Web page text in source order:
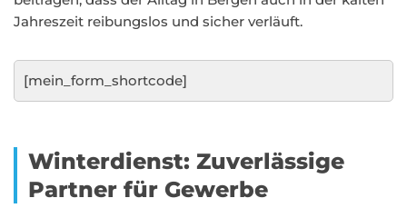
Jahreszeit reibungslos und sicher verläuft.
[mein_form_shortcode]
Winterdienst: Zuverlässige
Partner für Gewerbe